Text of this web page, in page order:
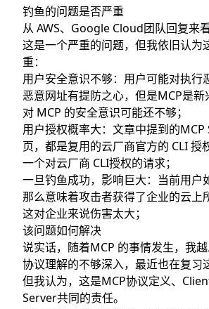
钓鱼的问题是否严重
从 AWS、Google Cloud团队回复来
这是一个严重的问题，但我依旧认为
重：
用户安全意识不够：用户可能对执行
恶意网址有提防之心，但是MCP是新
对 MCP 的安全意识可能还不够；
用户授权概率大：文章中提到的
页，都是复用的云厂商官方的 CLI 授
一个对云厂商 CLI授权的请求；
一旦钓鱼成功，影响巨大：当前用户
那么意味着攻击者获得了企业的云上
这对企业来说伤害太大；
该问题如何解决
说实话，随着MCP 的事情发生，我
协议理解的不够深入，最近也在复习
但我认为，这是MCP协议定义、
Server共同的责任。